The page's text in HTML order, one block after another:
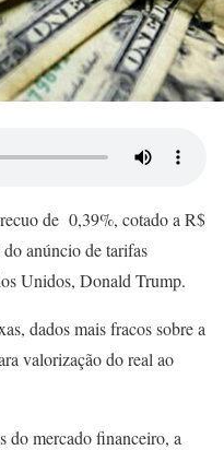
de 0,39%, cotado a R$
anúncio de tarifas
Unidos, Donald Trump.
dados mais fracos sobre a
valorização do real ao
do mercado financeiro, a